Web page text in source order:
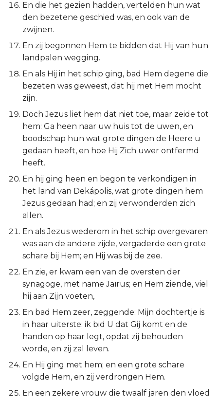
Amos
Obadja
Micha
Nahum
Hábakuk
Zefánja
Haggaï
Zacharía
Maleáchi
En die het gezien hadden, vertelden hun wat
den bezetene geschied was, en ook van de
zwijnen.
En zij begonnen Hem te bidden dat Hij van hun
landpalen wegging.
En als Hij in het schip ging, bad Hem degene die
bezeten was geweest, dat hij met Hem mocht
zijn.
Doch Jezus liet hem dat niet toe, maar zeide tot
hem: Ga heen naar uw huis tot de uwen, en
boodschap hun wat grote dingen de Heere u
gedaan heeft, en hoe Hij Zich uwer ontfermd
heeft.
En hij ging heen en begon te verkondigen in
het land van Dekápolis, wat grote dingen hem
Jezus gedaan had; en zij verwonderden zich
allen.
En als Jezus wederom in het schip overgevaren
was aan de andere zijde, vergaderde een grote
schare bij Hem; en Hij was bij de zee.
En zie, er kwam een van de oversten der
synagoge, met name Jaïrus; en Hem ziende, viel
hij aan Zijn voeten,
En bad Hem zeer, zeggende: Mijn dochtertje is
in haar uiterste; ik bid U dat Gij komt en de
handen op haar legt, opdat zij behouden
worde, en zij zal leven.
En Hij ging met hem; en een grote schare
volgde Hem, en zij verdrongen Hem.
En een zekere vrouw die twaalf jaren den vloed